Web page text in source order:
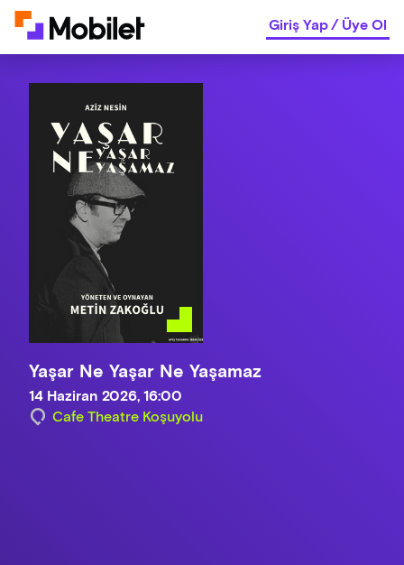
Giriş Yap/Üye Ol
Yaşar Ne Yaşar Ne Yaşamaz
14 Haziran 2026, 16:00
Cafe Theatre Koşuyolu